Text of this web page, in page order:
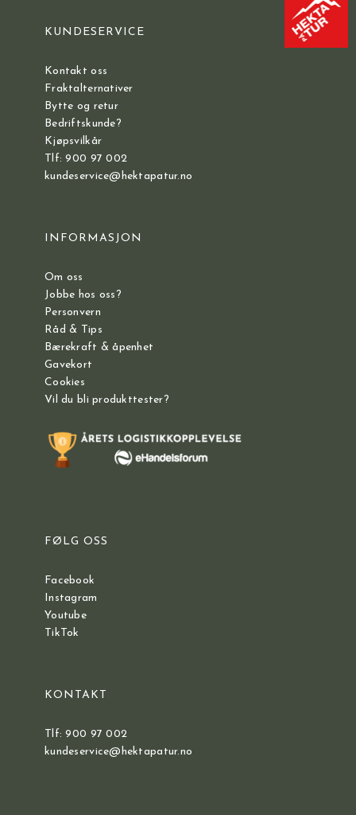
KUNDESERVICE
Kontakt oss
Fraktalternativer
Bytte og retur
Bedriftskunde?
Kjøpsvilkår
Tlf: 900 97 002
kundeservice@hektapatur.no
INFORMASJON
Om oss
Jobbe hos oss?
Personvern
Råd & Tips
Bærekraft & åpenhet
Gavekort
Cookies
Vil du bli produkttester?
FØLG OSS
Facebook
Instagram
Youtube
TikTok
KONTAKT
Tlf: 900 97 002
kundeservice@hektapatur.no